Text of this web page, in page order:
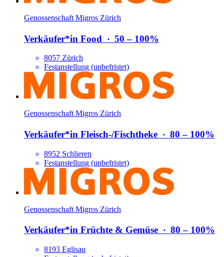
Genossenschaft Migros Zürich
Verkäufer*​in Food ‧ 50 – 100%
8057 Zürich
Festanstellung (unbefristet)
Genossenschaft Migros Zürich
Verkäufer*​in Fleisch-/​Fischtheke ‧ 80 – 100%
8952 Schlieren
Festanstellung (unbefristet)
Genossenschaft Migros Zürich
Verkäufer*​in Früchte & Gemüse ‧ 80 – 100%
8193 Eglisau